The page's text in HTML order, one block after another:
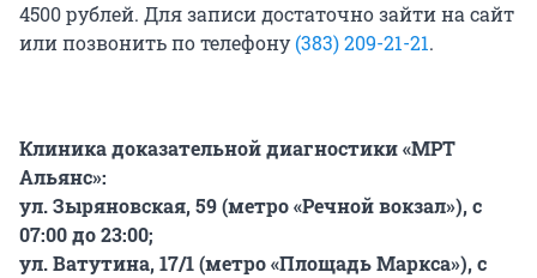
4500 рублей. Для записи достаточно зайти на сайт
или позвонить по телефону(383) 209-21-21.
Клиника доказательной диагностики «МРТ
Альянс»:
ул. Зыряновская, 59 (метро «Речной вокзал»), с
07:00 до 23:00;
ул. Ватутина, 17/1 (метро «Площадь Маркса»), с